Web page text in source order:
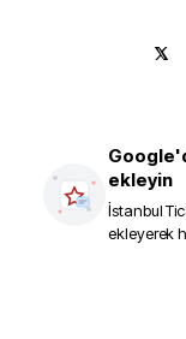
ekleyin
İstanbul
ekleyerek